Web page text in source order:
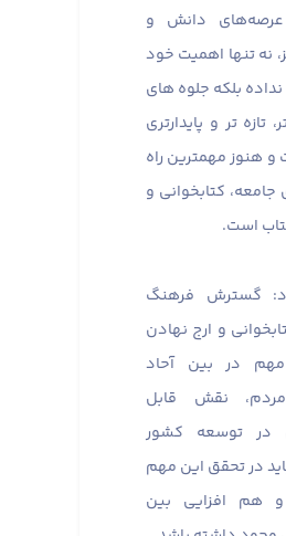
دانش و
نه تنها اهمیت خود
بلکه جلوه های
تازه تر و پایدارتری
و هنوز مهمترین راه
کتابخوانی و
است.
گسترش فرهنگ
و ارج نهادن
در بین آحاد
نقش قابل
در توسعه کشور
در تحقق این مهم
هم افزایی بین